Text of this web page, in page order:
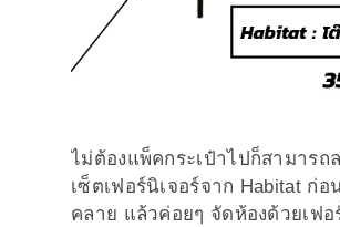
ไม่ต้องแพ็คกระเป๋าไปก็สามาร
เซ็ตเฟอร์นิเจอร์จาก Habitat ก่
คลาย แล้วค่อยๆ จัดห้องด้วยเฟ